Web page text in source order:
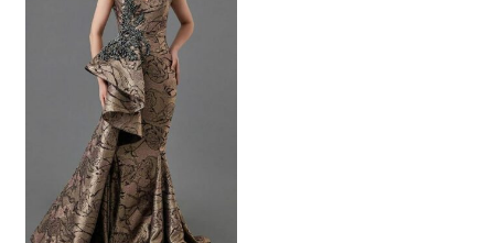
MÚLTIPLES
VARIANTES.
OPCIONES
PUEDEN
ELEGIR
EN
LA